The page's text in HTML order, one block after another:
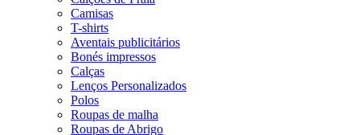
Camisas
T-shirts
Aventais publicitários
Bonés impressos
Calças
Lenços Personalizados
Polos
Roupas de malha
Roupas de Abrigo